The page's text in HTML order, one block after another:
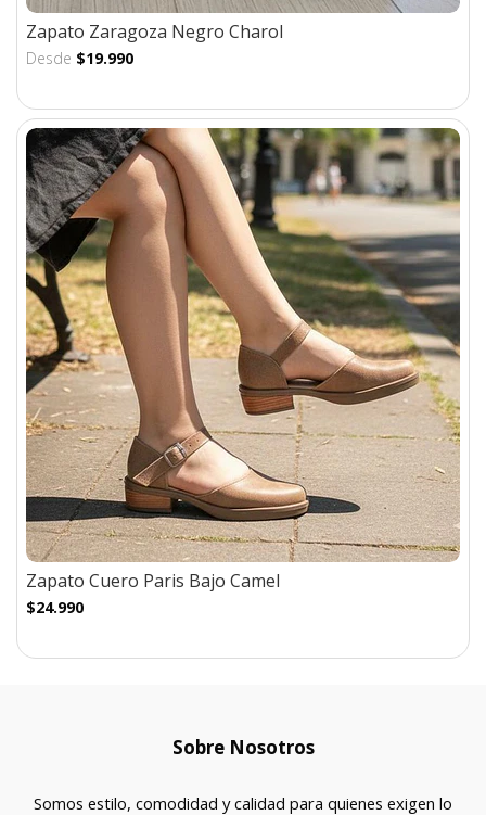
Zapato Zaragoza Negro Charol
Desde $19.990
Zapato Cuero Paris Bajo Camel
$24.990
Sobre Nosotros
Somos estilo, comodidad y calidad para quienes exigen lo